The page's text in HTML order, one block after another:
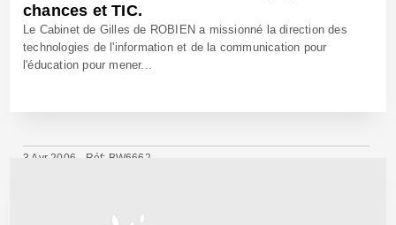
chances et TIC.
Le Cabinet de Gilles de ROBIEN a missionné la direction des
technologies de l'information et de la communication pour
l'éducation pour mener...
3 Avr 2006 - Réf: BW6662